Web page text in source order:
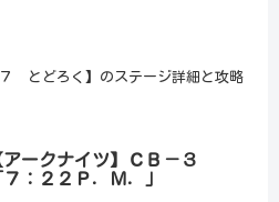
とどろく】のステージ詳細と攻略
アークナイツ】ＣＢ－３
７：２２Ｐ．Ｍ．」